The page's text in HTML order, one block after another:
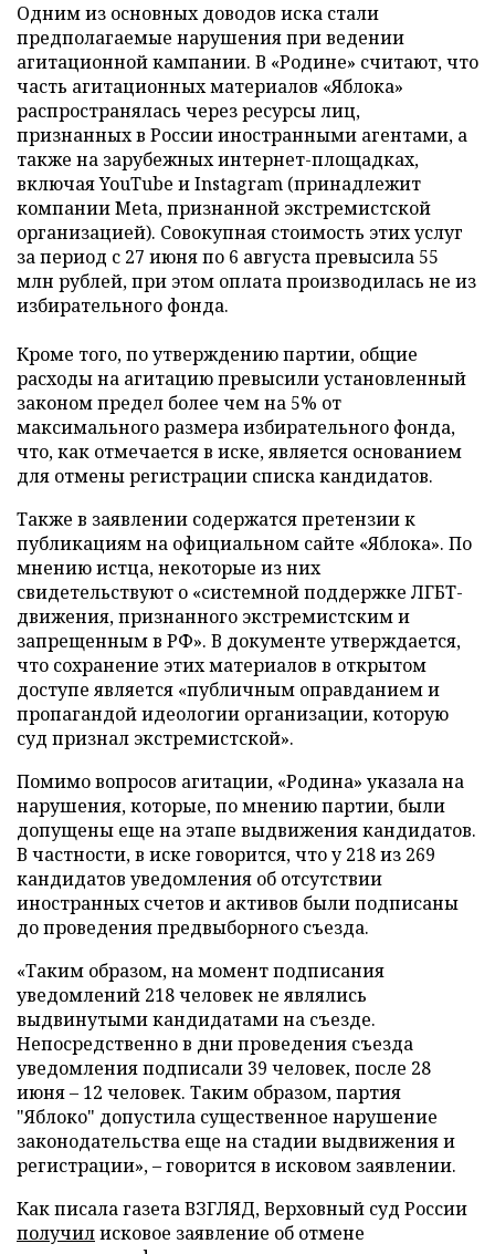
Одним из основных доводов иска стали
предполагаемые нарушения при ведении
агитационной кампании. В «Родине» считают, что
часть агитационных материалов «Яблока»
распространялась через ресурсы лиц,
признанных в России иностранными агентами, а
также на зарубежных интернет-площадках,
включая YouTube и Instagram (принадлежит
компании Meta, признанной экстремистской
организацией). Совокупная стоимость этих услуг
за период с 27 июня по 6 августа превысила 55
млн рублей, при этом оплата производилась не из
избирательного фонда.
Кроме того, по утверждению партии, общие
расходы на агитацию превысили установленный
законом предел более чем на 5% от
максимального размера избирательного фонда,
что, как отмечается в иске, является основанием
для отмены регистрации списка кандидатов.
Также в заявлении содержатся претензии к
публикациям на официальном сайте «Яблока». По
мнению истца, некоторые из них
свидетельствуют о «системной поддержке ЛГБТ-
движения, признанного экстремистским и
запрещенным в РФ». В документе утверждается,
что сохранение этих материалов в открытом
доступе является «публичным оправданием и
пропагандой идеологии организации, которую
суд признал экстремистской».
Помимо вопросов агитации, «Родина» указала на
нарушения, которые, по мнению партии, были
допущены еще на этапе выдвижения кандидатов.
В частности, в иске говорится, что у 218 из 269
кандидатов уведомления об отсутствии
иностранных счетов и активов были подписаны
до проведения предвыборного съезда.
«Таким образом, на момент подписания
уведомлений 218 человек не являлись
выдвинутыми кандидатами на съезде.
Непосредственно в дни проведения съезда
уведомления подписали 39 человек, после 28
июня – 12 человек. Таким образом, партия
"Яблоко" допустила существенное нарушение
законодательства еще на стадии выдвижения и
регистрации», – говорится в исковом заявлении.
Как писала газета ВЗГЛЯД, Верховный суд России
получилисковое заявление об отмене